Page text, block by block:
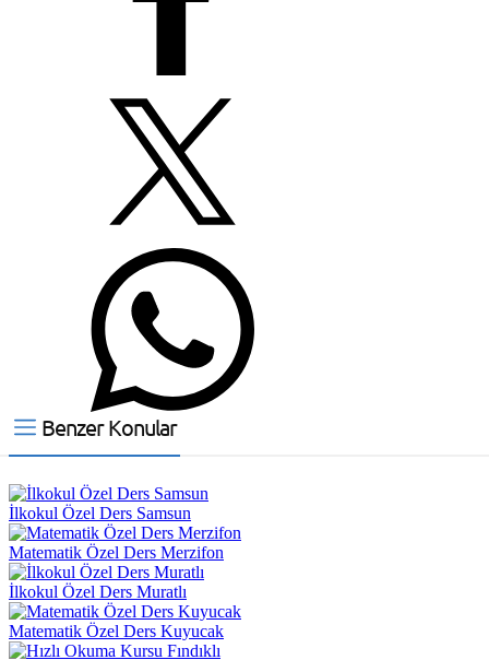
Benzer Konular
İlkokul Özel Ders Samsun
Matematik Özel Ders Merzifon
İlkokul Özel Ders Muratlı
Matematik Özel Ders Kuyucak